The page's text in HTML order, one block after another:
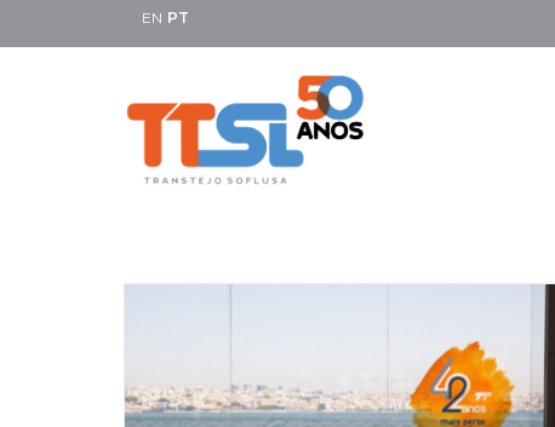
EN PT